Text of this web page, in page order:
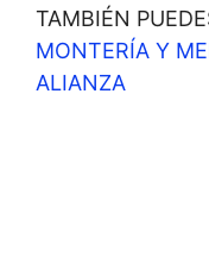
TAMBIÉN
MONTERÍA Y
ALIANZA